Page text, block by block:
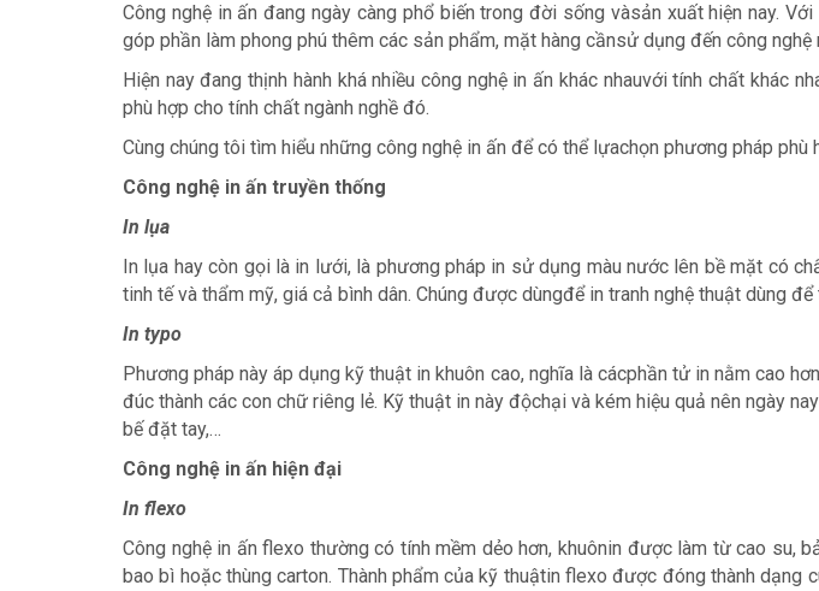
Công nghệ in ấn đang ngày càng phổ biến trong đời sống vàsản xuất hiện nay.
góp phần làm phong phú thêm các sản phẩm, mặt hàng cầnsử dụng đến công nghệ
Hiện nay đang thịnh hành khá nhiều công nghệ in ấn khác nhauvới tính chất khác
phù hợp cho tính chất ngành nghề đó.
Cùng chúng tôi tìm hiểu những công nghệ in ấn để có thể lựachọn phương pháp phù
Công nghệ in ấn truyền thống
In lụa
In lụa hay còn gọi là in lưới, là phương pháp in sử dụng màu nước lên bề mặt có
tinh tế và thẩm mỹ, giá cả bình dân. Chúng được dùngđể in tranh nghệ thuật dùng
In typo
Phương pháp này áp dụng kỹ thuật in khuôn cao, nghĩa là cácphần tử in nằm cao
đúc thành các con chữ riêng lẻ. Kỹ thuật in này độchại và kém hiệu quả nên ngày
bế đặt tay,…
Công nghệ in ấn hiện đại
In flexo
Công nghệ in ấn flexo thường có tính mềm dẻo hơn, khuônin được làm từ cao su,
bao bì hoặc thùng carton. Thành phẩm của kỹ thuậtin flexo được đóng thành